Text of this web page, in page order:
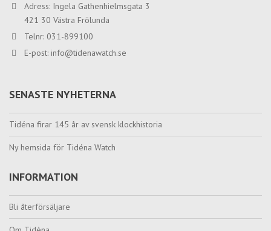
Adress: Ingela Gathenhielmsgata 3
421 30 Västra Frölunda
Telnr: 031-899100
E-post: info@tidenawatch.se
SENASTE NYHETERNA
Tidéna firar 145 år av svensk klockhistoria
Ny hemsida för Tidéna Watch
INFORMATION
Bli återförsäljare